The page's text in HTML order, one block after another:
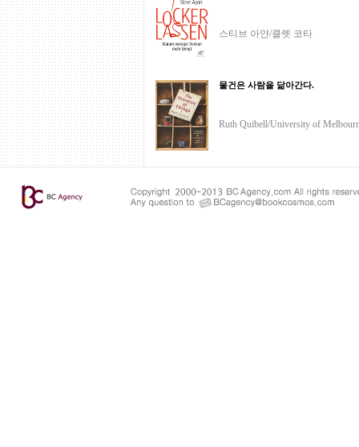
스티브 아얀/클렛 코타
물건은 사람을 닮아간다.
Ruth Quibell/University of